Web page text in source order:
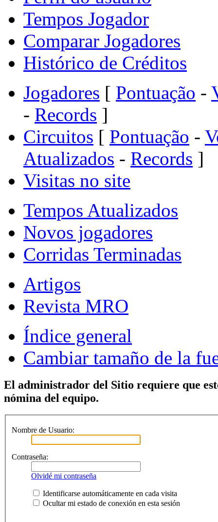
Tempos Jogador
Comparar Jogadores
Histórico de Créditos
Jogadores [ Pontuação -
- Records ]
Circuitos [ Pontuação -
Atualizados - Records ]
Visitas no site
Tempos Atualizados
Novos jogadores
Corridas Terminadas
Artigos
Revista MRO
Índice general
Cambiar tamaño de la
El administrador del Sitio requiere que
nómina del equipo.
Nombre de Usuario:
Contraseña:
Olvidé mi contraseña
Identificarse automáticamente en cada visita
Ocultar mi estado de conexión en esta sesión